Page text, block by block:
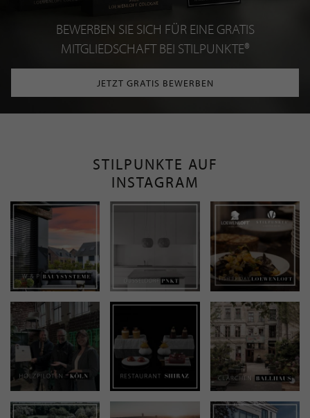
BEWERBEN SIE SICH FÜR EINE GRATIS
MITGLIEDSCHAFT BEI STILPUNKTE®
JETZT GRATIS BEWERBEN
STILPUNKTE AUF
INSTAGRAM